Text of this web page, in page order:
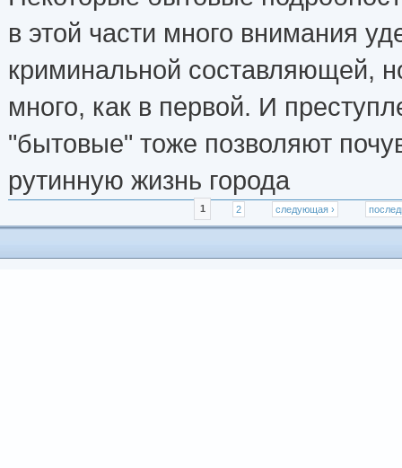
в этой части много внимания
криминальной составляющей,
много, как в первой. И
"бытовые" тоже позволяют
рутинную жизнь города
1 2 следующая ›